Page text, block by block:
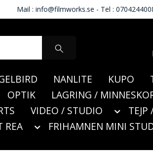
Mail : info@filmworks.se - Tel :
NANLITE KUPO
OPTIK LAGRING /
VIDEO / STUDIO TEJP
REA FRIHAMNEN MINI